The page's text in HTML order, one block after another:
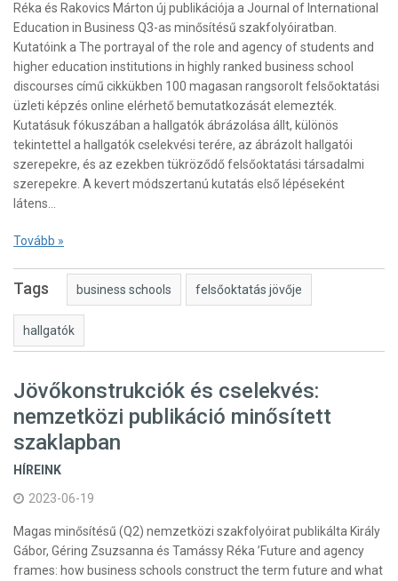
Réka és Rakovics Márton új publikációja a Journal of International
Education in Business Q3-as minősítésű szakfolyóiratban.
Kutatóink a The portrayal of the role and agency of students and
higher education institutions in highly ranked business school
discourses című cikkükben 100 magasan rangsorolt felsőoktatási
üzleti képzés online elérhető bemutatkozását elemezték.
Kutatásuk fókuszában a hallgatók ábrázolása állt, különös
tekintettel a hallgatók cselekvési terére, az ábrázolt hallgatói
szerepekre, és az ezekben tükröződő felsőoktatási társadalmi
szerepekre. A kevert módszertanú kutatás első lépéseként
látens…
Tovább »
Tags business schools felsőoktatás jövője
hallgatók
Jövőkonstrukciók és cselekvés:
nemzetközi publikáció minősített
szaklapban
HÍREINK
2023-06-19
Magas minősítésű (Q2) nemzetközi szakfolyóirat publikálta Király
Gábor, Géring Zsuzsanna és Tamássy Réka ’Future and agency
frames: how business schools construct the term future and what